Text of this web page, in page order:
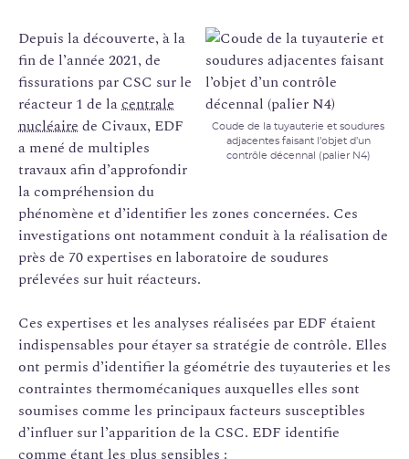
Coude de la tuyauterie et soudures
adjacentes faisant l’objet d’un
contrôle décennal (palier N4)
Depuis la découverte, à la
fin de l’année 2021, de
fissurations par CSC sur le
réacteur 1 de lacentrale
nucléaire de Civaux, EDF
a mené de multiples
travaux afin d’approfondir
la compréhension du
phénomène et d’identifier les zones concernées. Ces
investigations ont notamment conduit à la réalisation de
près de 70 expertises en laboratoire de soudures
prélevées sur huit réacteurs.
Ces expertises et les analyses réalisées par EDF étaient
indispensables pour étayer sa stratégie de contrôle. Elles
ont permis d’identifier la géométrie des tuyauteries et les
contraintes thermomécaniques auxquelles elles sont
soumises comme les principaux facteurs susceptibles
d’influer sur l’apparition de la CSC. EDF identifie
comme étant les plus sensibles :